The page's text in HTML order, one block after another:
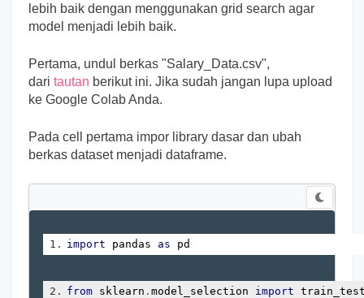
lebih baik dengan menggunakan grid search agar
model menjadi lebih baik.
Pertama, undul berkas "Salary_Data.csv",
dari tautan berikut ini. Jika sudah jangan lupa upload
ke Google Colab Anda.
Pada cell pertama impor library dasar dan ubah
berkas dataset menjadi dataframe.
import pandas as pd
from sklearn . model_selection import